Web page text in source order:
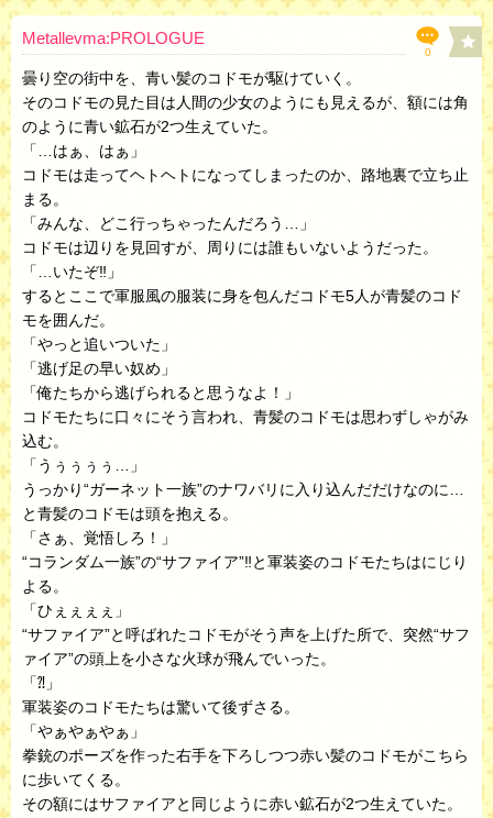
0
Metallevma:PROLOGUE
曇り空の街中を、青い髪のコドモが駆けていく。
そのコドモの見た目は人間の少女のようにも見えるが、額には角
のように青い鉱石が2つ生えていた。
「…はぁ、はぁ」
コドモは走ってヘトヘトになってしまったのか、路地裏で立ち止
まる。
「みんな、どこ行っちゃったんだろう…」
コドモは辺りを見回すが、周りには誰もいないようだった。
「…いたぞ‼︎」
するとここで軍服風の服装に身を包んだコドモ5人が青髪のコド
モを囲んだ。
「やっと追いついた」
「逃げ足の早い奴め」
「俺たちから逃げられると思うなよ！」
コドモたちに口々にそう言われ、青髪のコドモは思わずしゃがみ
込む。
「うぅぅぅぅ…」
うっかり“ガーネット一族”のナワバリに入り込んだだけなのに…
と青髪のコドモは頭を抱える。
「さぁ、覚悟しろ！」
“コランダム一族”の“サファイア”‼︎と軍装姿のコドモたちはにじり
よる。
「ひぇぇぇぇ」
“サファイア”と呼ばれたコドモがそう声を上げた所で、突然“サフ
ァイア”の頭上を小さな火球が飛んでいった。
「⁈」
軍装姿のコドモたちは驚いて後ずさる。
「やぁやぁやぁ」
拳銃のポーズを作った右手を下ろしつつ赤い髪のコドモがこちら
に歩いてくる。
その額にはサファイアと同じように赤い鉱石が2つ生えていた。